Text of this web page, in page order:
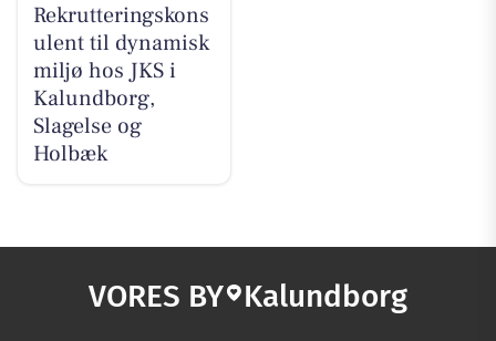
Rekrutteringskons
ulent til dynamisk
miljø hos JKS i
Kalundborg,
Slagelse og
Holbæk
VORES BY Kalundborg